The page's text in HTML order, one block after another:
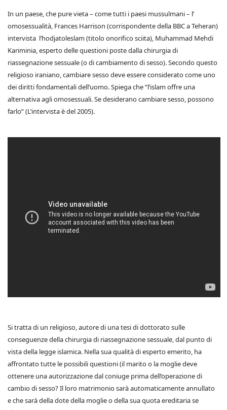
In un paese, che pure vieta – come tutti i paesi mussulmani – l’
omosessualità, Frances Harrison (corrispondente della BBC a Teheran)
intervista l’hodjatoleslam (titolo onorifico sciita), Muhammad Mehdi
Kariminia, esperto delle questioni poste dalla chirurgia di
riassegnazione sessuale (o di cambiamento di sesso). Secondo questo
religioso iraniano, cambiare sesso deve essere considerato come uno
dei diritti fondamentali dell’uomo. Spiega che “l’islam offre una
alternativa agli omosessuali. Se desiderano cambiare sesso, possono
farlo” (L’intervista è del 2005).
Si tratta di un religioso, autore di una tesi di dottorato sulle
conseguenze della chirurgia di riassegnazione sessuale, dal punto di
vista della legge islamica. Nella sua qualità di esperto emerito, ha
affrontato tutte le possibili questioni (il marito o la moglie deve
ottenere una autorizzazione dal coniuge prima dell’operazione di
cambio di sesso? Il loro matrimonio sarà automaticamente annullato
e che sarà della dote della moglie o della sua quota ereditaria se